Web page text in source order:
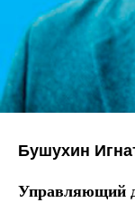
Бушухин
Управляющий